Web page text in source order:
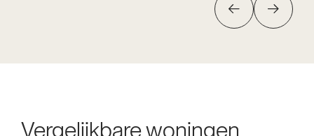
Vergelijkbare woningen